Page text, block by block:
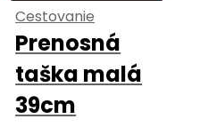
Cestovanie
Prenosná
taška malá
39cm